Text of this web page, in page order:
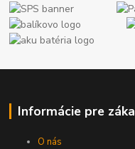
Informácie pre
O nás